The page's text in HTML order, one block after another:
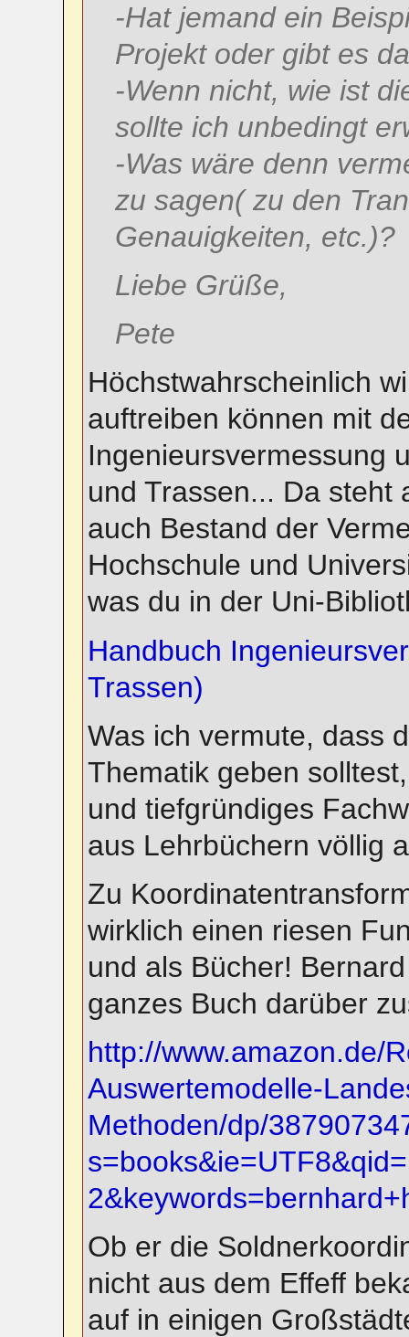
-Hat jemand ein
Projekt oder gibt es
-Wenn nicht, wie ist
sollte ich unbedingt
-Was wäre denn
zu sagen( zu den
Genauigkeiten, etc.)?
Liebe Grüße,
Pete
Höchstwahrscheinlich
auftreiben können mit
Ingenieursvermessung
und Trassen... Da steht
auch Bestand der
Hochschule und
was du in der Uni-
Handbuch
Trassen)
Was ich vermute, dass
Thematik geben
und tiefgründiges
aus Lehrbüchern völlig
Zu
wirklich einen riesen
und als Bücher!
ganzes Buch darüber
http://www.amazon.de/
Auswertemodelle-
Methoden/dp/
Ob er die
nicht aus dem Effeff
auf in einigen